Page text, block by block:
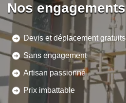
Nos engagements
Devis et déplacement gratuits
Sans engagement
Artisan passionné
Prix imbattable